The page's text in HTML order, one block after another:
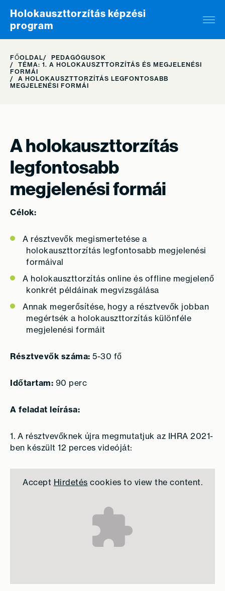
Skip to content
Holokauszttorzítás képzési
program
FŐOLDAL
PEDAGÓGUSOK
TÉMA: 1. A HOLOKAUSZTTORZÍTÁS ÉS MEGJELENÉSI
FORMÁI
A HOLOKAUSZTTORZÍTÁS LEGFONTOSABB
MEGJELENÉSI FORMÁI
A holokauszttorzítás
legfontosabb
megjelenési formái
Célok:
A résztvevők megismertetése a
holokauszttorzítás legfontosabb megjelenési
formáival
A holokauszttorzítás online és offline megjelenő
konkrét példáinak megvizsgálása
Annak megerősítése, hogy a résztvevők jobban
megértsék a holokauszttorzítás különféle
megjelenési formáit
Résztvevők száma: 5-30 fő
Időtartam: 90 perc
A feladat leírása:
1. A résztvevőknek újra megmutatjuk az IHRA 2021-
ben készült 12 perces videóját:
Accept Hirdetés cookies to view the content.